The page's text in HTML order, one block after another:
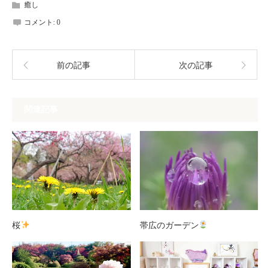
癒し
コメント: 0
前の記事 次の記事
桜 帯広のガーデン